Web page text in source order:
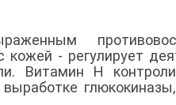
- регулирует
Витамин Н